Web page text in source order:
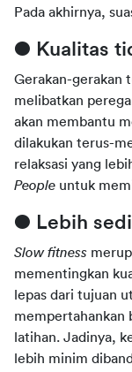
Pada akhirnya,
● Kualitas
Gerakan-gerakan
melibatkan
akan membantu
dilakukan terus-
relaksasi yang
People untuk
● Lebih
Slow fitness
mementingkan
lepas dari tujuan
mempertahankan
latihan. Jadinya,
lebih minim